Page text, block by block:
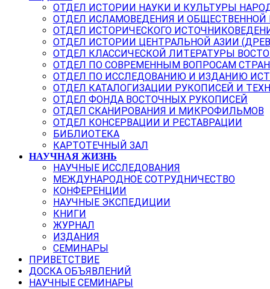
ОТДЕЛ ИСТОРИИ НАУКИ И КУЛЬТУРЫ
ОТДЕЛ ИСЛАМОВЕДЕНИЯ И
ОТДЕЛ ИСТОРИЧЕСКОГО
ОТДЕЛ ИСТОРИИ ЦЕНТРАЛЬНОЙ АЗИИ
ОТДЕЛ КЛАССИЧЕСКОЙ ЛИТЕРАТУРЫ
ОТДЕЛ ПО СОВРЕМЕННЫМ ВОПРОСАМ
ОТДЕЛ ПО ИССЛЕДОВАНИЮ И ИЗДАНИЮ
ОТДЕЛ КАТАЛОГИЗАЦИИ РУКОПИСЕЙ И
ОТДЕЛ ФОНДА ВОСТОЧНЫХ РУКОПИСЕЙ
ОТДЕЛ СКАНИРОВАНИЯ И МИКРОФИЛЬМОВ
ОТДЕЛ КОНСЕРВАЦИИ И РЕСТАВРАЦИИ
БИБЛИОТЕКА
КАРТОТЕЧНЫЙ ЗАЛ
НАУЧНАЯ ЖИЗНЬ
НАУЧНЫЕ ИССЛЕДОВАНИЯ
МЕЖДУНАРОДНОЕ СОТРУДНИЧЕСТВО
КОНФЕРЕНЦИИ
НАУЧНЫЕ ЭКСПЕДИЦИИ
КНИГИ
ЖУРНАЛ
ИЗДАНИЯ
СЕМИНАРЫ
ПРИВЕТСТВИЕ
ДОСКА ОБЪЯВЛЕНИЙ
НАУЧНЫЕ СЕМИНАРЫ